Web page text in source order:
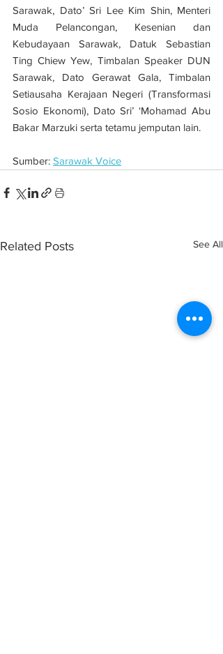
Sarawak, Dato’ Sri Lee Kim Shin, Menteri
Muda Pelancongan, Kesenian dan
Kebudayaan Sarawak, Datuk Sebastian
Ting Chiew Yew, Timbalan Speaker DUN
Sarawak, Dato Gerawat Gala, Timbalan
Setiausaha Kerajaan Negeri (Transformasi
Sosio Ekonomi), Dato Sri’ ‘Mohamad Abu
Bakar Marzuki serta tetamu jemputan lain.
Sumber: Sarawak Voice
Related Posts See All